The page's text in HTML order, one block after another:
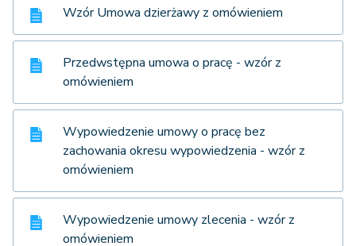
Wzór Umowa dzierżawy z omówieniem
Przedwstępna umowa o pracę - wzór z
omówieniem
Wypowiedzenie umowy o pracę bez
zachowania okresu wypowiedzenia - wzór z
omówieniem
Wypowiedzenie umowy zlecenia - wzór z
omówieniem